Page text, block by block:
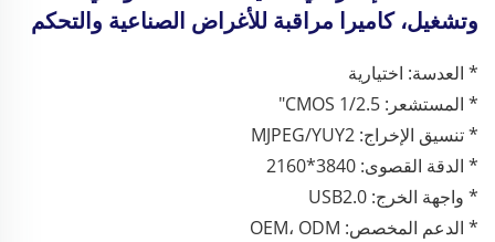
وتشغيل، كاميرا مراقبة للأغراض الصناعية والتحكم
* العدسة: اختيارية
* المستشعر: CMOS 1/2.5"
* تنسيق الإخراج: MJPEG/YUY2
* الدقة القصوى: 3840*2160
* واجهة الخرج: USB2.0
* الدعم المخصص: OEM، ODM